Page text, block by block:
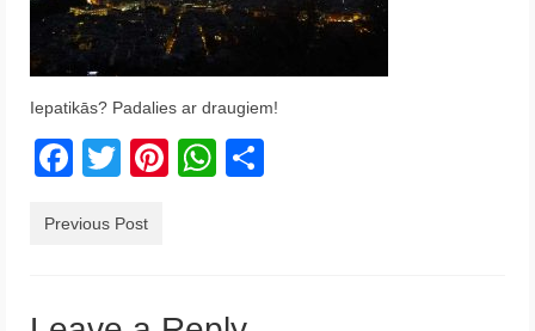
Grieķija
Krēta
Austrija
Itālija
Iepatikās? Padalies ar draugiem!
Facebook
TwitterPinterest
WhatsApp
Previous Post